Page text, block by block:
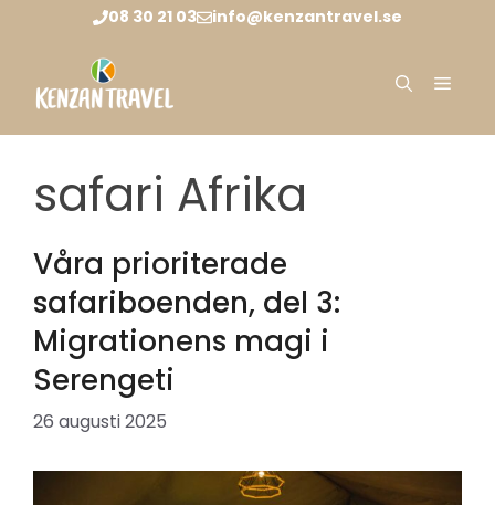
08 30 21 03 info@kenzantravel.se
Meny
safari Afrika
Våra prioriterade
safariboenden, del 3:
Migrationens magi i
Serengeti
26 augusti 2025